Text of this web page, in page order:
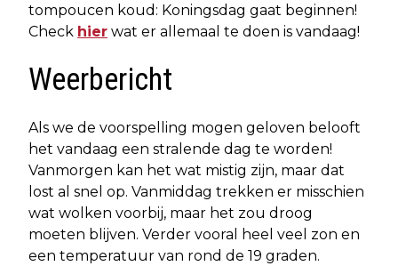
tompoucen koud: Koningsdag gaat beginnen!
Check hier wat er allemaal te doen is vandaag!
Weerbericht
Als we de voorspelling mogen geloven belooft
het vandaag een stralende dag te worden!
Vanmorgen kan het wat mistig zijn, maar dat
lost al snel op. Vanmiddag trekken er misschien
wat wolken voorbij, maar het zou droog
moeten blijven. Verder vooral heel veel zon en
een temperatuur van rond de 19 graden.